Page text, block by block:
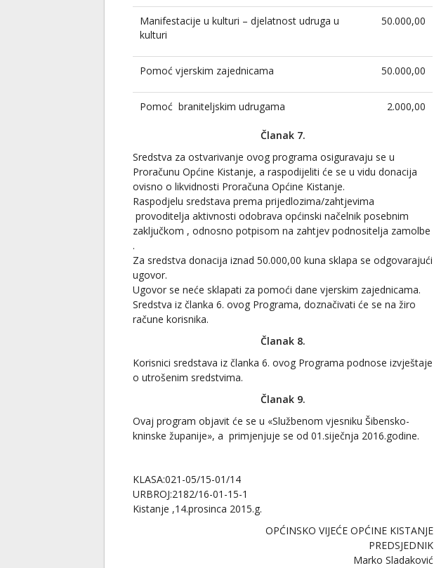
Manifestacije u kulturi – djelatnost udruga u
kulturi
50.000,00
Pomoć vjerskim zajednicama 50.000,00
Pomoć braniteljskim udrugama 2.000,00
Članak 7.
Sredstva za ostvarivanje ovog programa osiguravaju se u
Proračunu Općine Kistanje, a raspodijeliti će se u vidu donacija
ovisno o likvidnosti Proračuna Općine Kistanje.
Raspodjelu sredstava prema prijedlozima/zahtjevima
provoditelja aktivnosti odobrava općinski načelnik posebnim
zaključkom , odnosno potpisom na zahtjev podnositelja zamolbe
.
Za sredstva donacija iznad 50.000,00 kuna sklapa se odgovarajući
ugovor.
Ugovor se neće sklapati za pomoći dane vjerskim zajednicama.
Sredstva iz članka 6. ovog Programa, doznačivati će se na žiro
račune korisnika.
Članak 8.
Korisnici sredstava iz članka 6. ovog Programa podnose izvještaje
o utrošenim sredstvima.
Članak 9.
Ovaj program objavit će se u «Službenom vjesniku Šibensko-
kninske županije», a primjenjuje se od 01.siječnja 2016.godine.
KLASA:021-05/15-01/14
URBROJ:2182/16-01-15-1
Kistanje ,14.prosinca 2015.g.
OPĆINSKO VIJEĆE OPĆINE KISTANJE
PREDSJEDNIK
Marko Sladaković